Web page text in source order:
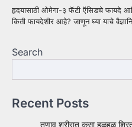
हृदयासाठी ओमेगा-३ फॅटी ऍसिडचे फायदे
किती फायदेशीर आहे? जाणून घ्या याचे
Search
Recent Posts
तणाव शरीरात कसा हळूहळू